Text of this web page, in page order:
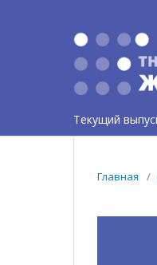
Текущий
Главная /